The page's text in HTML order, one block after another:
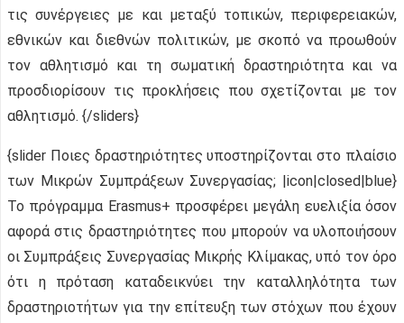
τις συνέργειες με και μεταξύ τοπικών, περιφερειακών,
εθνικών και διεθνών πολιτικών, με σκοπό να προωθούν
τον αθλητισμό και τη σωματική δραστηριότητα και να
προσδιορίσουν τις προκλήσεις που σχετίζονται με τον
αθλητισμό. {/sliders}
{slider Ποιες δραστηριότητες υποστηρίζονται στο πλαίσιο
των Μικρών Συμπράξεων Συνεργασίας; |icon|closed|blue}
Το πρόγραμμα Erasmus+ προσφέρει μεγάλη ευελιξία όσον
αφορά στις δραστηριότητες που μπορούν να υλοποιήσουν
οι Συμπράξεις Συνεργασίας Μικρής Κλίμακας, υπό τον όρο
ότι η πρόταση καταδεικνύει την καταλληλότητα των
δραστηριοτήτων για την επίτευξη των στόχων που έχουν